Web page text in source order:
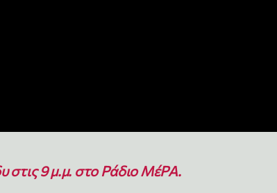
στις 9 μ.μ. στο Ράδιο ΜέΡΑ.